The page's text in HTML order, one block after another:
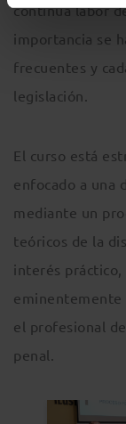
continua labor
importancia se
frecuentes y
legislación.
El curso está
enfocado a una
mediante un
teóricos de la
interés práctico,
eminentemente
el profesional
penal.